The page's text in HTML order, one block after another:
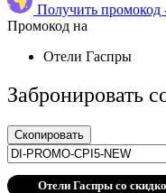
Получить промокод
Промокод на
Отели Гаспры
Забронировать
Скопировать
Отели Гаспры со